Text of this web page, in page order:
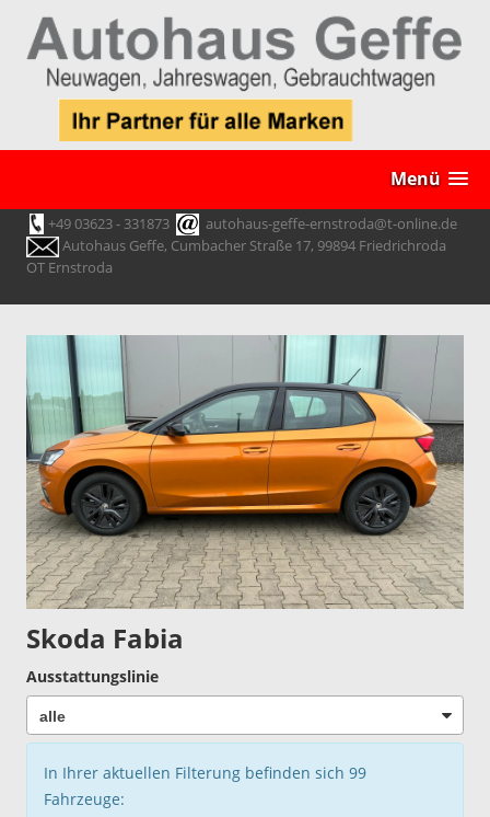
Menü
+49 03623 - 331873
autohaus-geffe-ernstroda@t-online.de
Autohaus Geffe, Cumbacher Straße 17, 99894 Friedrichroda
OT Ernstroda
Skoda Fabia
Ausstattungslinie
In Ihrer aktuellen Filterung befinden sich 99
Fahrzeuge: